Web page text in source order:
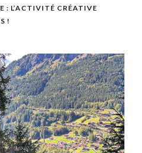
: L’ACTIVITÉ CRÉATIVE
!